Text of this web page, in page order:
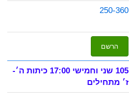
250-360
הרשם
105 שני וחמישי 17:00 כיתות ה׳-
ז׳ מתחילים